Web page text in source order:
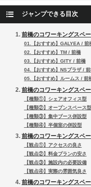
ジャンプできる目次
前橋のコワーキングスペ
01.【おすすめ】GALYEA / 前
02.【おすすめ】TM / 前橋
03.【おすすめ】GITY / 前橋
04.【おすすめ】NSプラザ /
05.【おすすめ】ルームス / 前
前橋のコワーキングスペ
【種類①】シェアオフィス型
【種類②】オープンスペース型
【種類③】集中ブース併設型
【種類④】半個室の併設型
前橋のコワーキングスペ
【観点①】アクセスの良さ
【観点②】料金プランの安さ
【観点③】施設内の必要設備
【観点④】実際の雰囲気良さ
前橋のコワーキングスペ